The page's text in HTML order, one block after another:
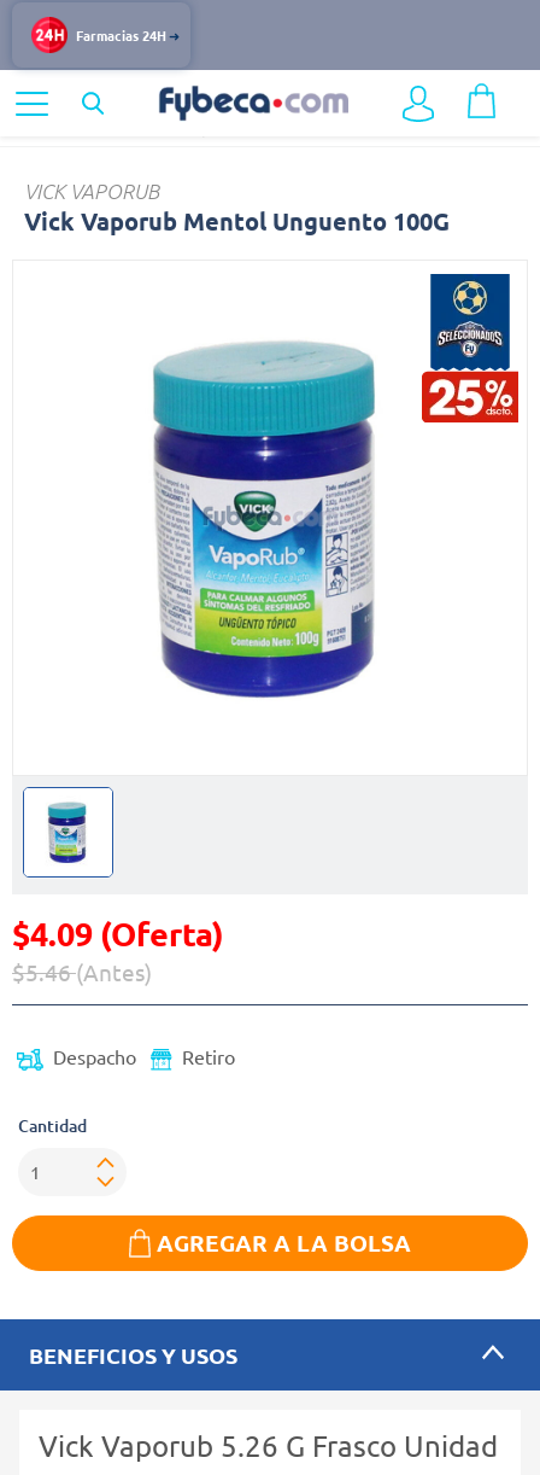
Farmacias 24H
Respiratorio
VICK VAPORUB
Vick Vaporub Mentol Unguento 100G
$4.09 (Oferta)
Precio reducido de
$5.46(Antes)
Despacho Retiro
Cantidad
AGREGAR A LA BOLSA
BENEFICIOS Y USOS
Vick Vaporub 5.26 G Frasco Unidad